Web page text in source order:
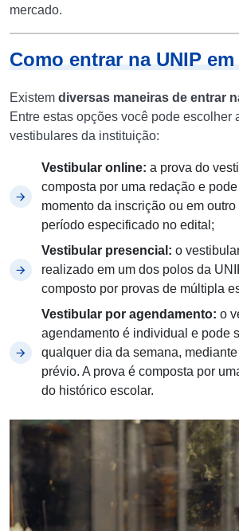
mercado.
Como entrar na UNIP em
Existem diversas maneiras de entrar
Entre estas opções você pode escolher
vestibulares da instituição:
Vestibular online: a prova do
composta por uma redação e
momento da inscrição ou em
período especificado no edital;
Vestibular presencial: o
realizado em um dos polos da
composto por provas de múltipla
Vestibular por agendamento: o
agendamento é individual e pode
qualquer dia da semana,
prévio. A prova é composta por
do histórico escolar.